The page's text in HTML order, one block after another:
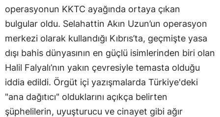
operasyonun KKTC ayağında ortaya çıkan
bulgular oldu. Selahattin Akın Uzun’un operasyon
merkezi olarak kullandığı Kıbrıs’ta, geçmişte yasa
dışı bahis dünyasının en güçlü isimlerinden biri olan
Halil Falyalı’nın yakın çevresiyle temasta olduğu
iddia edildi. Örgüt içi yazışmalarda Türkiye'deki
"ana dağıtıcı" olduklarını açıkça belirten
şüphelilerin, uyuşturucu ve cinayet gibi ağır